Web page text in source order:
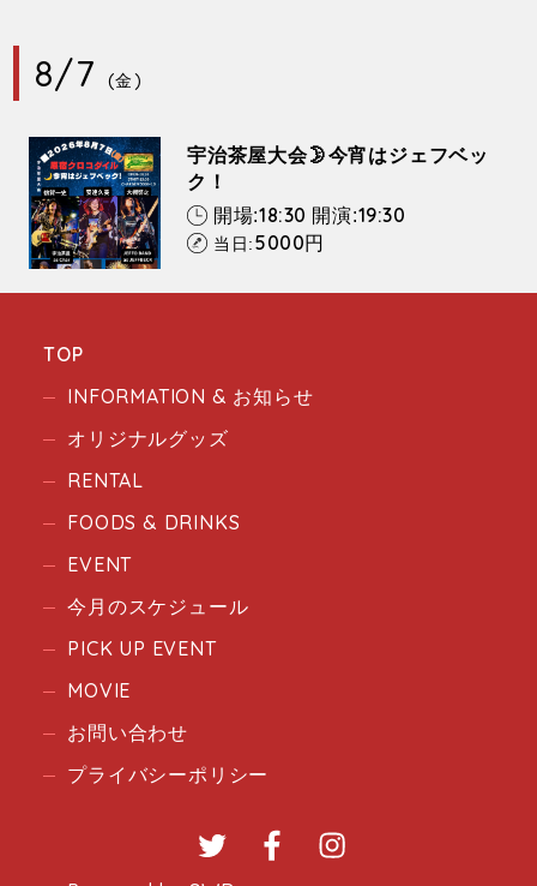
8/7 (金)
宇治茶屋大会🌛今宵はジェフベッ
ク！
開場:18:30 開演:19:30
当日:5000円
TOP
INFORMATION & お知らせ
オリジナルグッズ
RENTAL
FOODS & DRINKS
EVENT
今月のスケジュール
PICK UP EVENT
MOVIE
お問い合わせ
プライバシーポリシー
Twitter Facebook